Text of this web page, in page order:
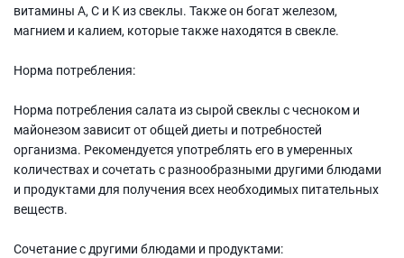
витамины A, C и K из свеклы. Также он богат железом,
магнием и калием, которые также находятся в свекле.
Норма потребления:
Норма потребления салата из сырой свеклы с чесноком и
майонезом зависит от общей диеты и потребностей
организма. Рекомендуется употреблять его в умеренных
количествах и сочетать с разнообразными другими блюдами
и продуктами для получения всех необходимых питательных
веществ.
Сочетание с другими блюдами и продуктами: